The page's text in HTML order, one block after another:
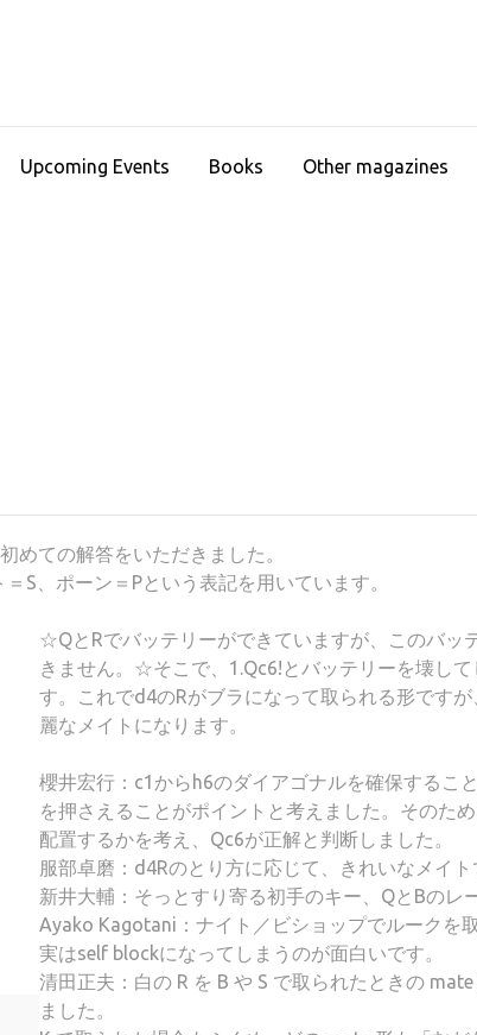
Upcoming Events Books Other magazines
ての解答をいただきました。
S、ポーン＝Pという表記を用いています。
☆QとRでバッテリーができていますが、このバッ
きません。☆そこで、1.Qc6!とバッテリーを壊し
す。これでd4のRがブラになって取られる形です
麗なメイトになります。
櫻井宏行：c1からh6のダイアゴナルを確保するこ
を押さえることがポイントと考えました。そのた
配置するかを考え、Qc6が正解と判断しました。
服部卓磨：d4Rのとり方に応じて、きれいなメイト
新井大輔：そっとすり寄る初手のキー、QとBのレ
Ayako Kagotani：ナイト／ビショップでルークを
実はself blockになってしまうのが面白いです。
清田正夫：白の R を B や S で取られたときの
ました。